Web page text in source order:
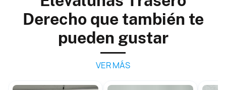
Derecho que también te
pueden gustar
VER MÁS